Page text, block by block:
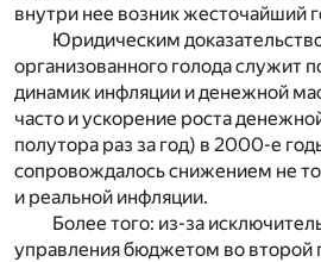
внутри нее возник жесточайший
Юридическим
организованного голода служит
динамик инфляции и денежной
часто и ускорение роста
полутора раз за год) в 2000-е
сопровождалось снижением не
и реальной инфляции.
Более того: из-за
управления бюджетом во второй